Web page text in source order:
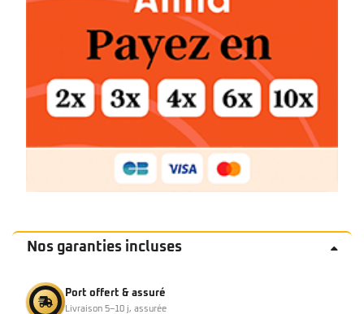
Nos garanties incluses
Port offert & assuré
Livraison 5–10 j, assurée